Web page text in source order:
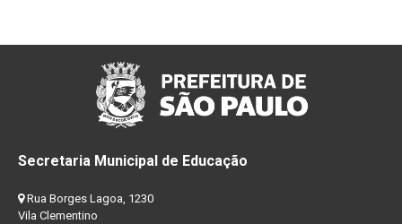
Secretaria Municipal de Educação
Rua Borges Lagoa, 1230
Vila Clementino